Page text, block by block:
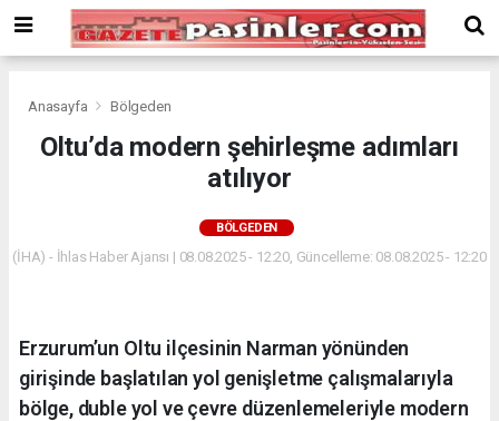
Bonusu
Veren
deneme
siteler
Veren
Anasayfa Bölgeden
Oltu’da modern şehirleşme adımları
atılıyor
BÖLGEDEN
(İHA) - İhlas Haber Ajansı | 08.08.2025 - 12:20, Güncelleme: 08.08.2025 - 12:20
Erzurum’un Oltu ilçesinin Narman yönünden
girişinde başlatılan yol genişletme çalışmalarıyla
bölge, duble yol ve çevre düzenlemeleriyle modern